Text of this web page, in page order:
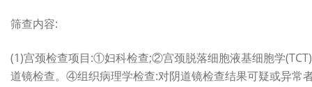
筛查内容:
(1)宫颈检查项目:①妇科检查;②宫颈脱落细胞液基细胞学
道镜检查。④组织病理学检查:对阴道镜检查结果可疑或异常